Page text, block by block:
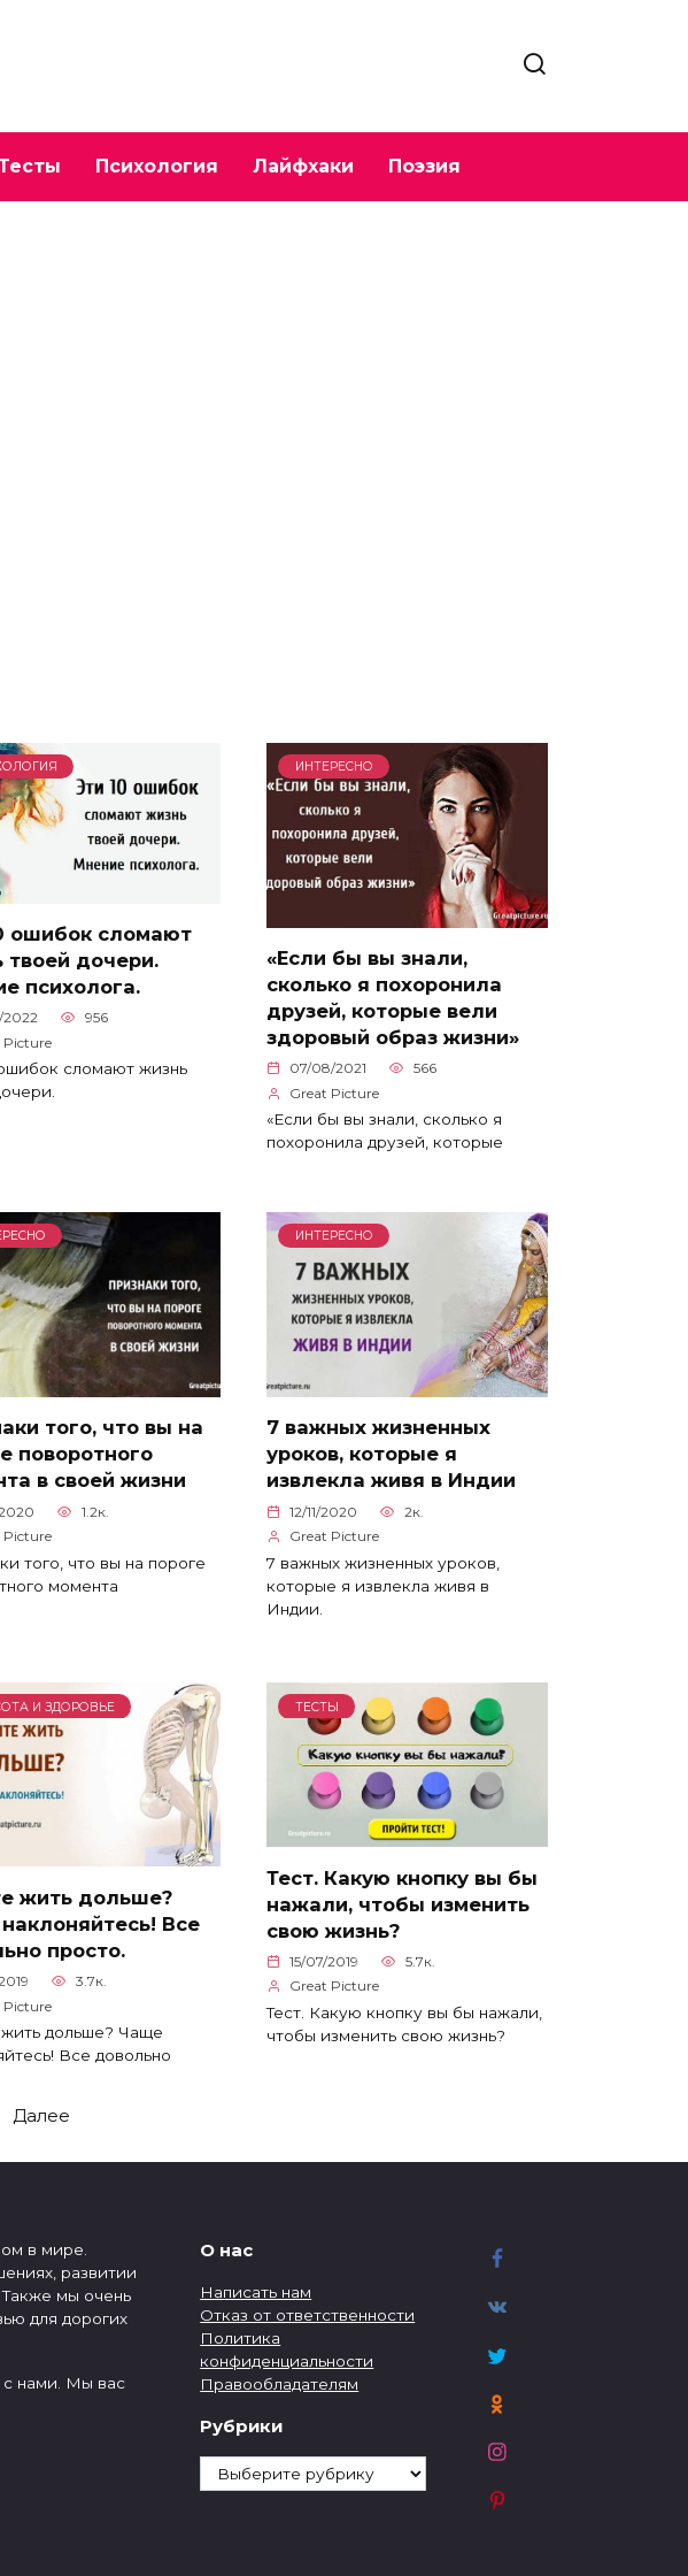
Психология Лайфхаки Поэзия
ошибок сломают
твоей дочери.
психолога.
2022
956
Picture
сломают жизнь
ИНТЕРЕСНО
«Если бы вы знали,
сколько я похоронила
друзей, которые вели
здоровый образ жизни»
07/08/2021
566
Great Picture
«Если бы вы знали, сколько я
похоронила друзей, которые
того, что вы на
поворотного
в своей жизни
1.2к.
Picture
того, что вы на пороге
момента
ИНТЕРЕСНО
7 важных жизненных
уроков, которые я
извлекла живя в Индии
12/11/2020
2к.
Great Picture
7 важных жизненных уроков,
которые я извлекла живя в
Индии.
И ЗДОРОВЬЕ
жить дольше?
Все
просто.
3.7к.
Picture
дольше? Чаще
Все довольно
ТЕСТЫ
Тест. Какую кнопку вы бы
нажали, чтобы изменить
свою жизнь?
15/07/2019
5.7к.
Great Picture
Тест. Какую кнопку вы бы нажали,
чтобы изменить свою жизнь?
Далее
в мире.
развитии
Также мы очень
для дорогих
с нами. Мы вас
О нас
Написать нам
Отказ от ответственности
Политика
конфиденциальности
Правообладателям
Рубрики
Рубрики